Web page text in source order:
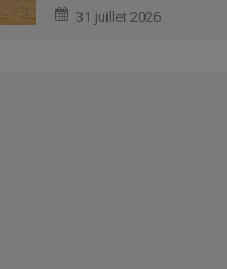
l’implantation
31 juillet 2026